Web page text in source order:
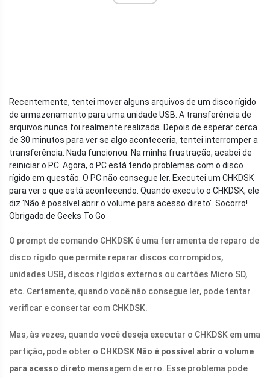
Recentemente, tentei mover alguns arquivos de um disco rígido
de armazenamento para uma unidade USB. A transferência de
arquivos nunca foi realmente realizada. Depois de esperar cerca
de 30 minutos para ver se algo aconteceria, tentei interromper a
transferência. Nada funcionou. Na minha frustração, acabei de
reiniciar o PC. Agora, o PC está tendo problemas com o disco
rígido em questão. O PC não consegue ler. Executei um CHKDSK
para ver o que está acontecendo. Quando executo o CHKDSK, ele
diz 'Não é possível abrir o volume para acesso direto'. Socorro!
Obrigado. de Geeks To Go
O prompt de comando CHKDSK é uma ferramenta de reparo de
disco rígido que permite reparar discos corrompidos,
unidades USB, discos rígidos externos ou cartões Micro SD,
etc. Certamente, quando você não consegue ler, pode tentar
verificar e consertar com CHKDSK.
Mas, às vezes, quando você deseja executar o CHKDSK em uma
partição, pode obter o CHKDSK Não é possível abrir o volume
para acesso direto mensagem de erro. Esse problema pode